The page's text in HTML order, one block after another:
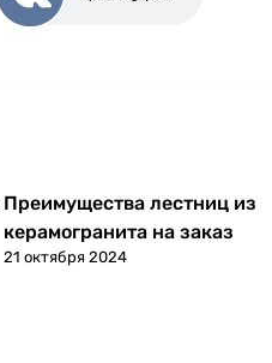
Изделия из керамогранита
Преимущества лестниц из
керамогранита на заказ
21 октября 2024